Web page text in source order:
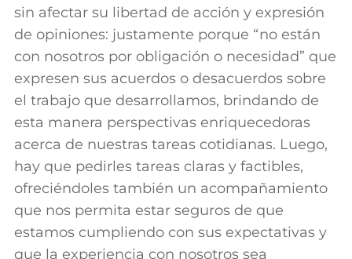
sin afectar su libertad de acción y expresión
de opiniones: justamente porque “no están
con nosotros por obligación o necesidad” que
expresen sus acuerdos o desacuerdos sobre
el trabajo que desarrollamos, brindando de
esta manera perspectivas enriquecedoras
acerca de nuestras tareas cotidianas. Luego,
hay que pedirles tareas claras y factibles,
ofreciéndoles también un acompañamiento
que nos permita estar seguros de que
estamos cumpliendo con sus expectativas y
que la experiencia con nosotros sea